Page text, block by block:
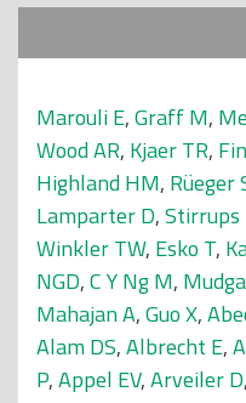
Marouli E,Graff M,
Wood AR, Kjaer TR,
Highland HM, Rüeger
Lamparter D,Stirrups
Winkler TW, Esko T,
NGD,C Y Ng M,
Mahajan A,Guo X,
Alam DS,Albrecht E,
P,Appel EV,Arveiler D,